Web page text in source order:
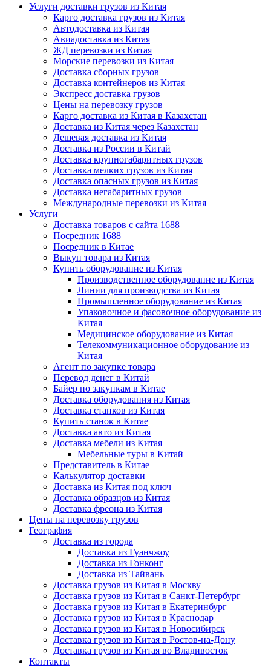
Услуги доставки грузов из Китая
Карго доставка грузов из Китая
Автодоставка из Китая
Авиадоставка из Китая
ЖД перевозки из Китая
Морские перевозки из Китая
Доставка сборных грузов
Доставка контейнеров из Китая
Экспресс доставка грузов
Цены на перевозку грузов
Карго доставка из Китая в Казахстан
Доставка из Китая через Казахстан
Дешевая доставка из Китая
Доставка из России в Китай
Доставка крупногабаритных грузов
Доставка мелких грузов из Китая
Доставка опасных грузов из Китая
Доставка негабаритных грузов
Международные перевозки из Китая
Услуги
Доставка товаров с сайта 1688
Посредник 1688
Посредник в Китае
Выкуп товара из Китая
Купить оборудование из Китая
Производственное оборудование из Китая
Линии для производства из Китая
Промышленное оборудование из Китая
Упаковочное и фасовочное оборудование из
Китая
Медицинское оборудование из Китая
Телекоммуникационное оборудование из
Китая
Агент по закупке товара
Перевод денег в Китай
Байер по закупкам в Китае
Доставка оборудования из Китая
Доставка станков из Китая
Купить станок в Китае
Доставка авто из Китая
Доставка мебели из Китая
Мебельные туры в Китай
Представитель в Китае
Калькулятор доставки
Доставка из Китая под ключ
Доставка образцов из Китая
Доставка фреона из Китая
Цены на перевозку грузов
География
Доставка из города
Доставка из Гуанчжоу
Доставка из Гонконг
Доставка из Тайвань
Доставка грузов из Китая в Москву
Доставка грузов из Китая в Санкт-Петербург
Доставка грузов из Китая в Екатеринбург
Доставка грузов из Китая в Краснодар
Доставка грузов из Китая в Новосибирск
Доставка грузов из Китая в Ростов-на-Дону
Доставка грузов из Китая во Владивосток
Контакты